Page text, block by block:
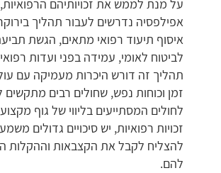
על מנת לממש את זכויותיהם הרפואיות,
אפילפסיה נדרשים לעבור תהליך
איסוף תיעוד רפואי מתאים, הגשת
לביטוח לאומי, עמידה בפני ועדות
תהליך זה דורש היכרות מעמיקה עם
זמן וכוחות נפש, שחולים רבים מתקשים
לחולים המסתייעים בליווי של גוף
זכויות רפואיות, יש סיכויים גדולים
להצליח לקבל את הקצבאות וההקלות
להם.